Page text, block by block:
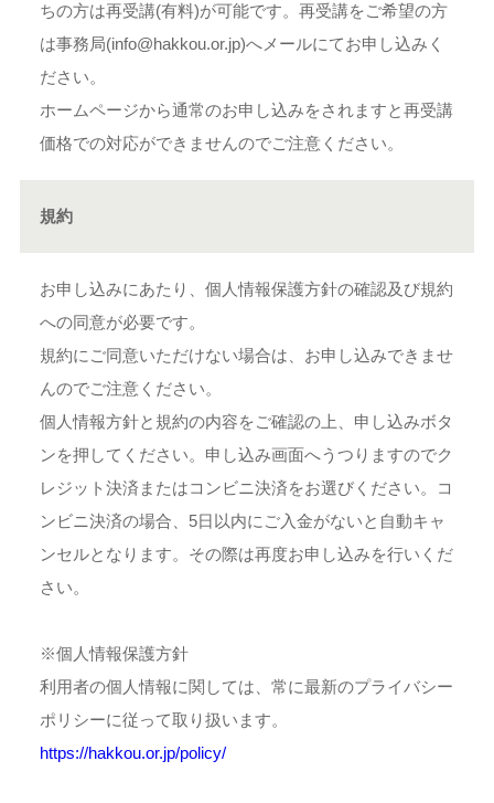
ちの方は再受講(有料)が可能です。再受講をご希望の方
は事務局(info@hakkou.or.jp)へメールにてお申し込みく
ださい。
ホームページから通常のお申し込みをされますと再受講
価格での対応ができませんのでご注意ください。
規約
お申し込みにあたり、個人情報保護方針の確認及び規約
への同意が必要です。
規約にご同意いただけない場合は、お申し込みできませ
んのでご注意ください。
個人情報方針と規約の内容をご確認の上、申し込みボタ
ンを押してください。申し込み画面へうつりますのでク
レジット決済またはコンビニ決済をお選びください。コ
ンビニ決済の場合、5日以内にご入金がないと自動キャ
ンセルとなります。その際は再度お申し込みを行いくだ
さい。
※個人情報保護方針
利用者の個人情報に関しては、常に最新のプライバシー
ポリシーに従って取り扱います。
https://hakkou.or.jp/policy/